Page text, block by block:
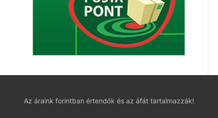
Az áraink forintban értendők és az áfát tartalmazzák!